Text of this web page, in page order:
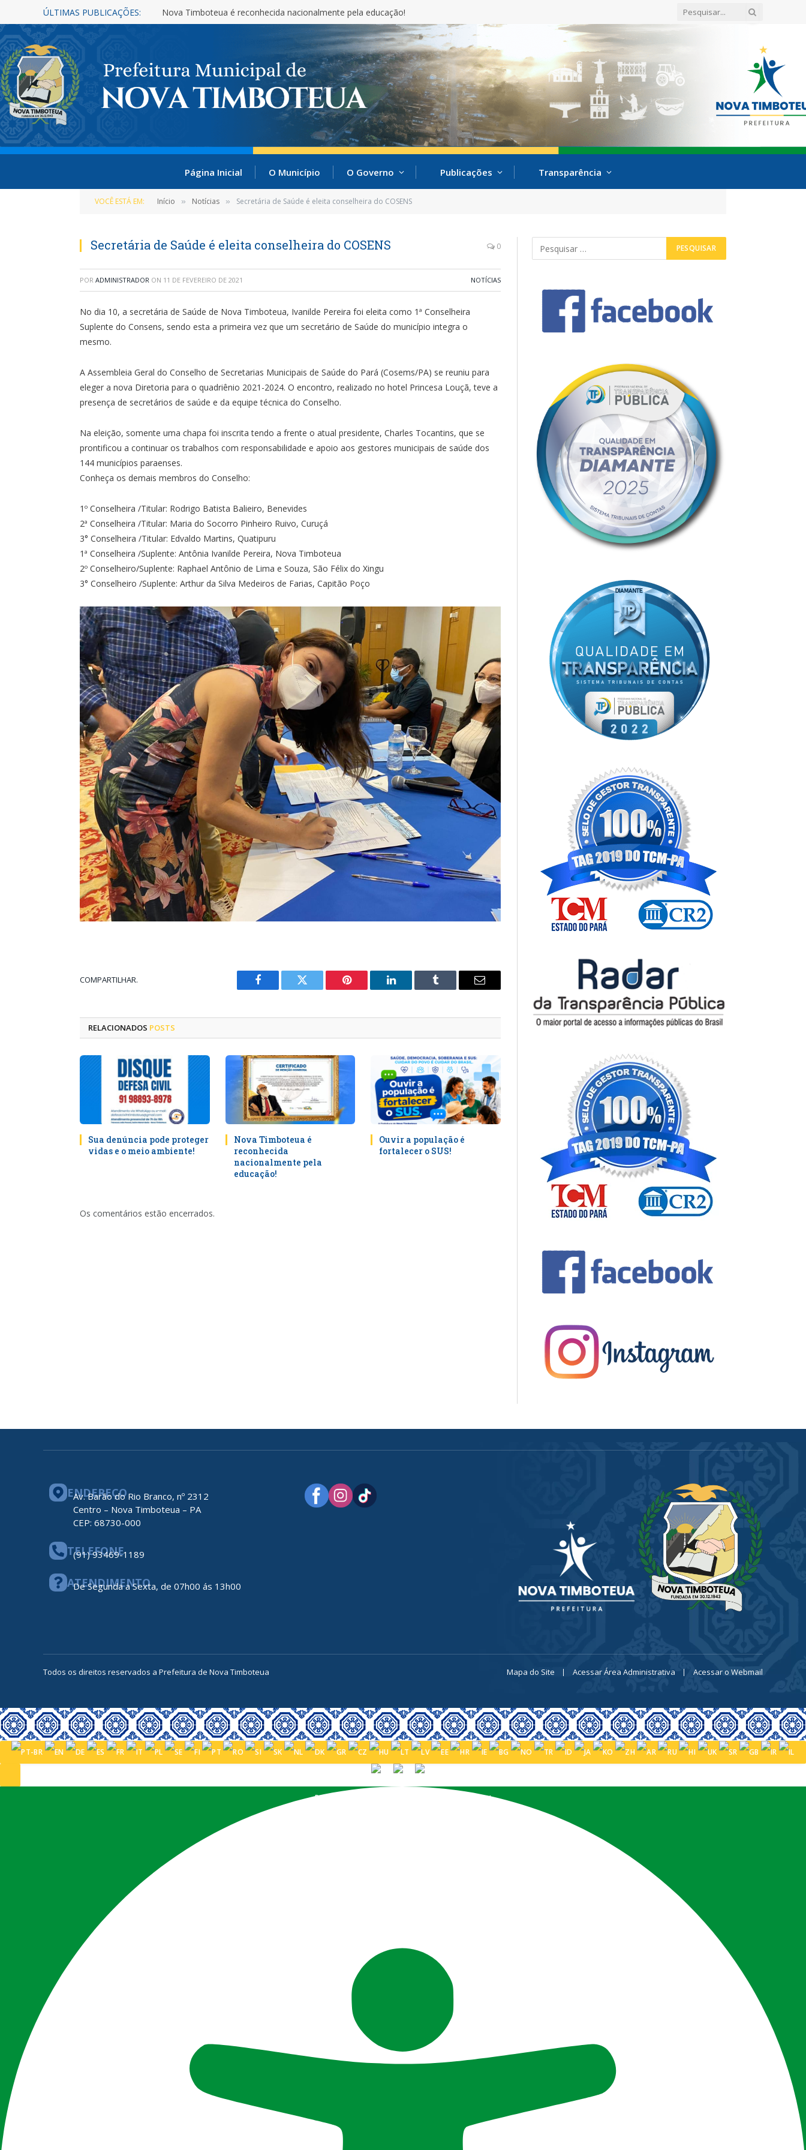
ÚLTIMAS PUBLICAÇÕES: Nova Timboteua é reconhecida nacionalmente pela educação!
Página Inicial O Município O Governo Publicações Transparência
VOCÊ ESTÁ EM: Início » Notícias » Secretária de Saúde é eleita conselheira do COSENS
Secretária de Saúde é eleita conselheira do COSENS 0
POR ADMINISTRADOR ON 11 DE FEVEREIRO DE 2021 NOTÍCIAS
No dia 10, a secretária de Saúde de Nova Timboteua, Ivanilde Pereira foi eleita como 1ª Conselheira
Suplente do Consens, sendo esta a primeira vez que um secretário de Saúde do município integra o
mesmo.
A Assembleia Geral do Conselho de Secretarias Municipais de Saúde do Pará (Cosems/PA) se reuniu para
eleger a nova Diretoria para o quadriênio 2021-2024. O encontro, realizado no hotel Princesa Louçã, teve a
presença de secretários de saúde e da equipe técnica do Conselho.
Na eleição, somente uma chapa foi inscrita tendo a frente o atual presidente, Charles Tocantins, que se
prontificou a continuar os trabalhos com responsabilidade e apoio aos gestores municipais de saúde dos
144 municípios paraenses.
Conheça os demais membros do Conselho:
1º Conselheira /Titular: Rodrigo Batista Balieiro, Benevides
2ª Conselheira /Titular: Maria do Socorro Pinheiro Ruivo, Curuçá
3° Conselheira /Titular: Edvaldo Martins, Quatipuru
1ª Conselheira /Suplente: Antônia Ivanilde Pereira, Nova Timboteua
2º Conselheiro/Suplente: Raphael Antônio de Lima e Souza, São Félix do Xingu
3° Conselheiro /Suplente: Arthur da Silva Medeiros de Farias, Capitão Poço
COMPARTILHAR.
Facebook Twitter Pinterest LinkedIn Tumblr
E-
RELACIONADOS POSTS
Sua denúncia pode proteger
vidas e o meio ambiente!
Nova Timboteua é
reconhecida
nacionalmente pela
educação!
Ouvir a população é
fortalecer o SUS!
Os comentários estão encerrados.
ENDEREÇO
Av. Barão do Rio Branco, nº 2312
Centro – Nova Timboteua – PA
CEP: 68730-000
TELEFONE
(91) 93469-1189
ATENDIMENTO
De Segunda a Sexta, de 07h00 ás 13h00
Todos os direitos reservados a Prefeitura de Nova Timboteua Mapa do Site Acessar Área Administrativa Acessar o Webmail
PORTUGUÊS (BRASIL)